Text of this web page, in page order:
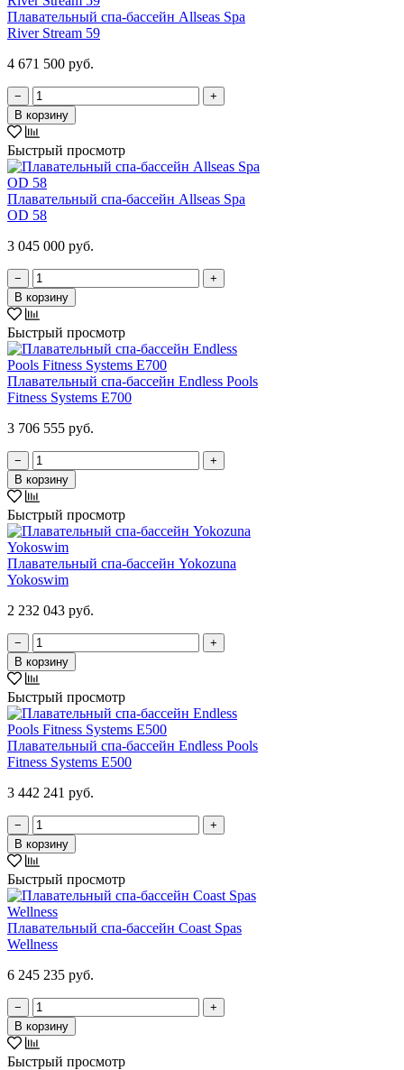
Плавательный спа-бассейн Allseas Spa
River Stream 59
4 671 500 руб.
−
+
В корзину
Быстрый просмотр
Плавательный спа-бассейн Allseas Spa
OD 58
3 045 000 руб.
−
+
В корзину
Быстрый просмотр
Плавательный спа-бассейн Endless Pools
Fitness Systems E700
3 706 555 руб.
−
+
В корзину
Быстрый просмотр
Плавательный спа-бассейн Yokozuna
Yokoswim
2 232 043 руб.
−
+
В корзину
Быстрый просмотр
Плавательный спа-бассейн Endless Pools
Fitness Systems E500
3 442 241 руб.
−
+
В корзину
Быстрый просмотр
Плавательный спа-бассейн Coast Spas
Wellness
6 245 235 руб.
−
+
В корзину
Быстрый просмотр